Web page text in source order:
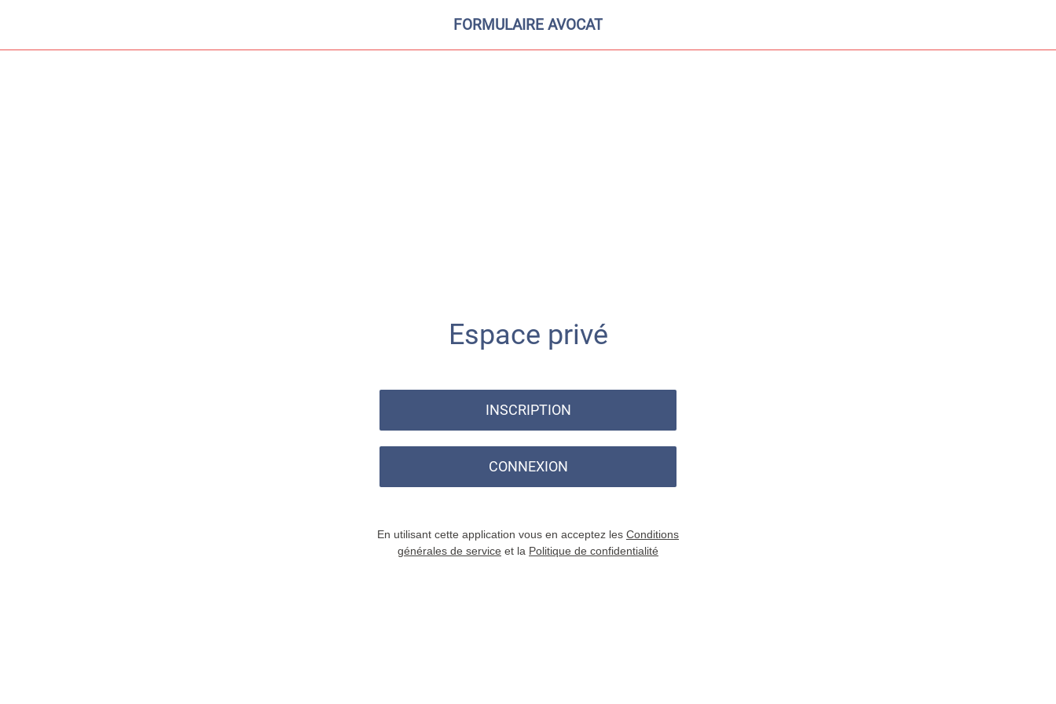
FORMULAIRE AVOCAT
Espace privé
INSCRIPTION
CONNEXION
En utilisant cette application vous en acceptez les Conditions
générales de service et la Politique de confidentialité